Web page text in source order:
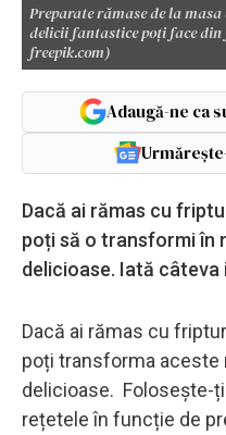
Preparate rămase de la
delicii fantastice poți face
freepik.com)
Adaugă-ne ca
Dacă ai rămas cu
poți să o transformi în
delicioase. Iată câteva
Dacă ai rămas cu
poți transforma aceste
delicioase. Folosește-
rețetele în funcție de